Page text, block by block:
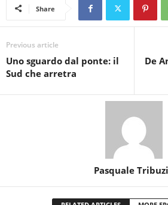
Share
Previous article
Uno sguardo dal ponte: il
Sud che arretra
De
Pasquale